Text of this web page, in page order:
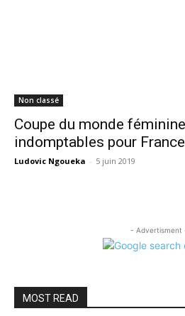
Non classé
Coupe du monde
indomptables pour
Ludovic Ngoueka - 5 juin 2019
- Advertisment
MOST READ